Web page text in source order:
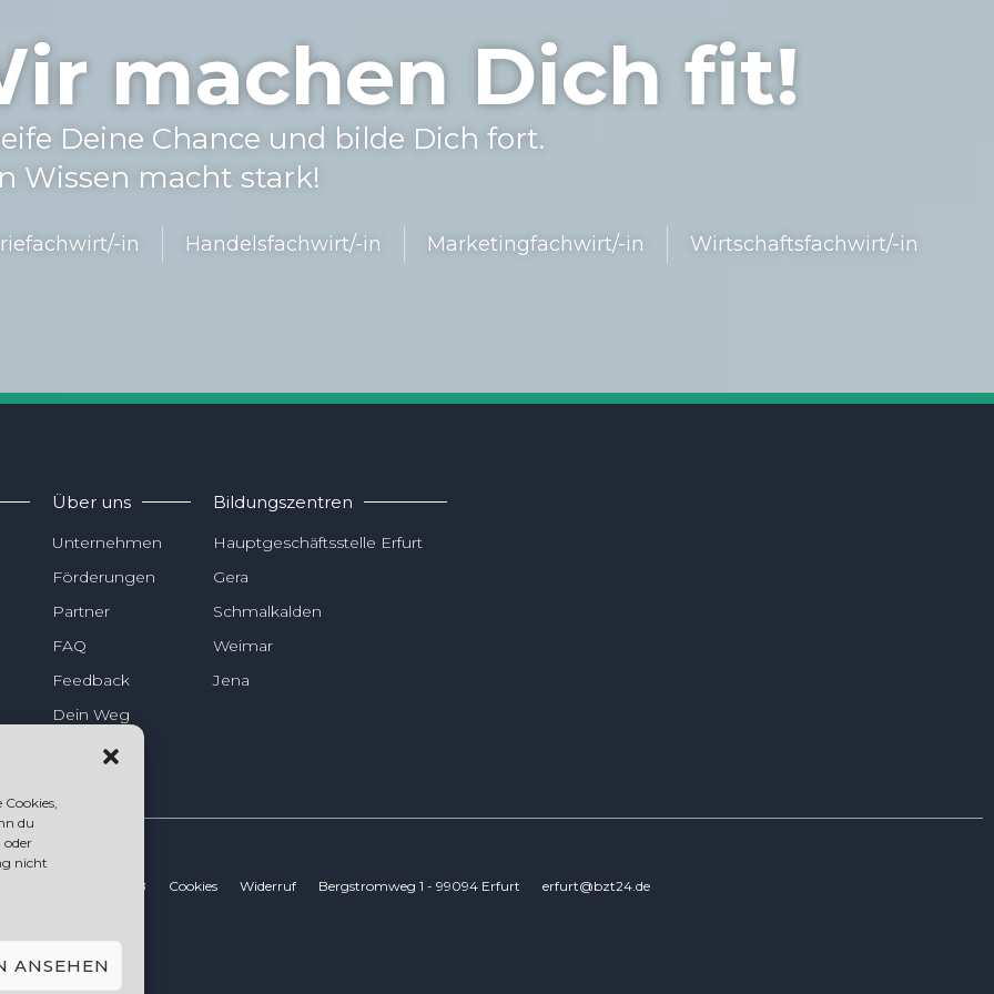
du
oder
nicht
ANSEHEN
machen Dich fit!
Dei­ne Chan­ce und bil­de Dich fort.
Wis­sen macht stark!
in Han­dels­fach­wir­t/-in Mar­ke­ting­fach­wir­t/-in Wirt­schafts­fach­wir­t/-in
Über uns
Unternehmen
Förderungen
Partner
FAQ
Feedback
Dein Weg
Bildungszentren
Hauptgeschäftsstelle Erfurt
Gera
Schmalkalden
Weimar
Jena
AGB Cookies Widerruf Bergstromweg 1 - 99094 Erfurt erfurt@bzt24.de